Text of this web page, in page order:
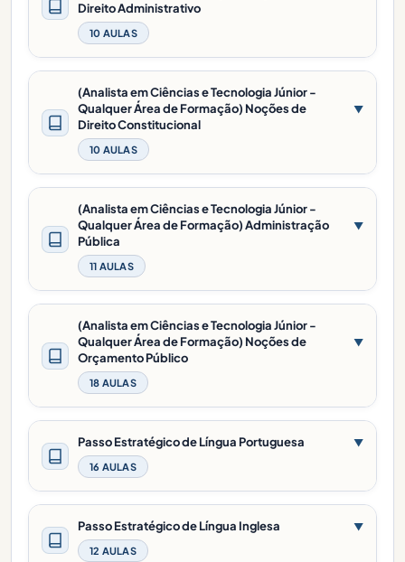
Direito Administrativo
10 AULAS
(Analista em Ciências e Tecnologia Júnior -
Qualquer Área de Formação) Noções de
Direito Constitucional
10 AULAS
▼
(Analista em Ciências e Tecnologia Júnior -
Qualquer Área de Formação) Administração
Pública
11 AULAS
▼
(Analista em Ciências e Tecnologia Júnior -
Qualquer Área de Formação) Noções de
Orçamento Público
18 AULAS
▼
Passo Estratégico de Língua Portuguesa
16 AULAS
▼
Passo Estratégico de Língua Inglesa
12 AULAS
▼